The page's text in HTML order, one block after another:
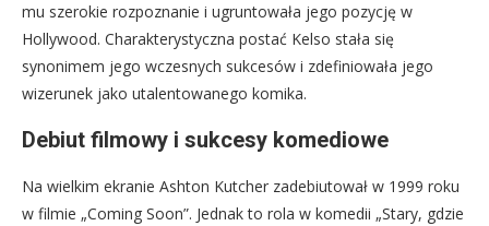
mu szerokie rozpoznanie i ugruntowała jego pozycję w
Hollywood. Charakterystyczna postać Kelso stała się
synonimem jego wczesnych sukcesów i zdefiniowała jego
wizerunek jako utalentowanego komika.
Debiut filmowy i sukcesy komediowe
Na wielkim ekranie Ashton Kutcher zadebiutował w 1999 roku
w filmie „Coming Soon”. Jednak to rola w komedii „Stary, gdzie